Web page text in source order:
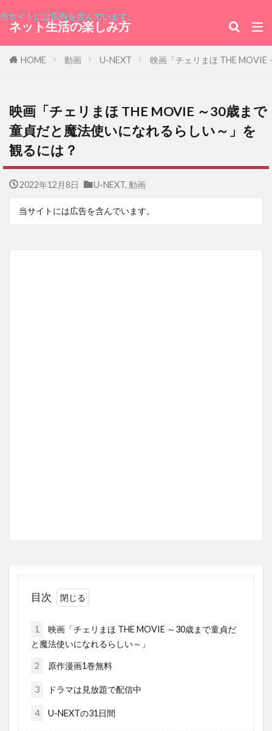
当サイトには広告を含んでいます。
ネット生活の楽しみ方
HOME 動画 U-NEXT 映画「チェリまほ THE MOVIE
映画「チェリまほ THE MOVIE ～30歳まで
童貞だと魔法使いになれるらしい～」を
観るには？
2022年12月8日 U-NEXT, 動画
当サイトには広告を含んでいます。
目次
1
映画「チェリまほ THE MOVIE ～30歳まで童貞だ
と魔法使いになれるらしい～」
2 原作漫画1巻無料
3 ドラマは見放題で配信中
4 U-NEXTの31日間